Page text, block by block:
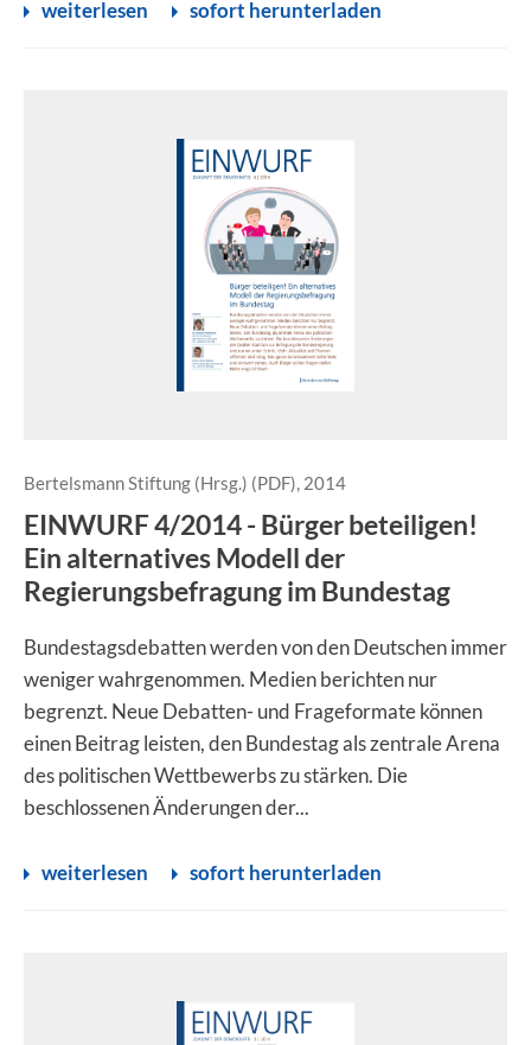
weiterlesen sofort herunterladen
Bertelsmann Stiftung (Hrsg.) (PDF), 2014
EINWURF 4/2014 - Bürger beteiligen!
Ein alternatives Modell der
Regierungsbefragung im Bundestag
Bundestagsdebatten werden von den Deutschen immer
weniger wahrgenommen. Medien berichten nur
begrenzt. Neue Debatten- und Frageformate können
einen Beitrag leisten, den Bundestag als zentrale Arena
des politischen Wettbewerbs zu stärken. Die
beschlossenen Änderungen der...
weiterlesen sofort herunterladen